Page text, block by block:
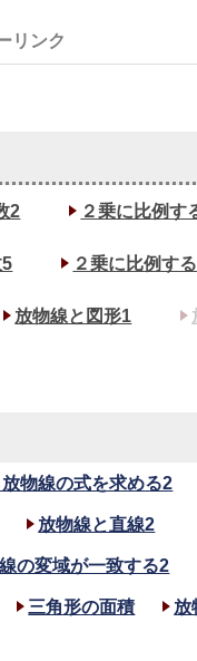
2 ２乗に比例す
２乗に比例す
放物線と図形1
物線の式を求める2
放物線と直線2
の変域が一致する2
三角形の面積 放